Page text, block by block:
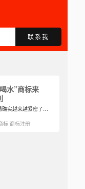
联系我
水”商标来
标 商标注册